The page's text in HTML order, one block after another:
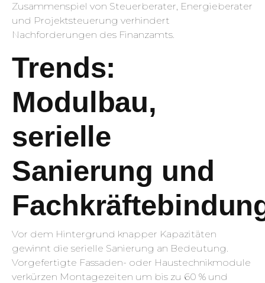
Zusammenspiel von Steuerberater, Energieberater
und Projektsteuerung verhindert
Nachforderungen des Finanzamts.
Trends:
Modulbau,
serielle
Sanierung und
Vor dem Hintergrund knapper Kapazitäten
gewinnt die serielle Sanierung an Bedeutung.
Vorgefertigte Fassaden- oder Haustechnikmodule
verkürzen Montagezeiten um bis zu 60 % und